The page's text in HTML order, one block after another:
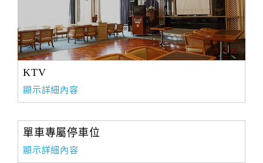
KTV
顯示詳細內容
單車專屬停車位
顯示詳細內容